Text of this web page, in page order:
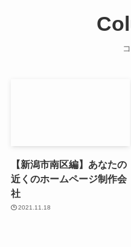
【新潟市南区編】あなたの
近くのホームページ制作会
社
2021.11.18